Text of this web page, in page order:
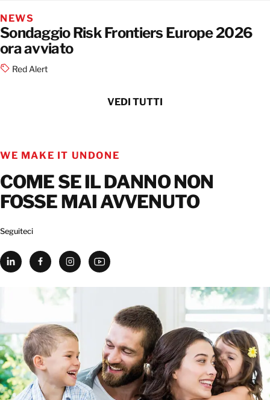
NEWS
Sondaggio Risk Frontiers Europe 2026
ora avviato
Red Alert
VEDI TUTTI
WE MAKE IT UNDONE
COME SE IL DANNO NON
FOSSE MAI AVVENUTO
Seguiteci